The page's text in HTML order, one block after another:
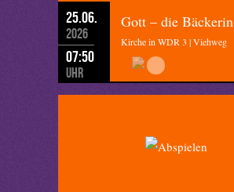
25.06.
2026
07:50
Uhr
Gott – die Bäckerin
Kirche in WDR 3 | Viehweg